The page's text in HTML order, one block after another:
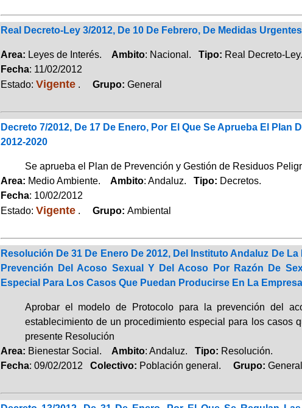
Real Decreto-Ley 3/2012, De 10 De Febrero, De Medidas
Area: Leyes de Interés. Ambito: Nacional. Tipo: Real Decreto-Ley.
Fecha: 11/02/2012
Estado: Vigente. Grupo: General
Decreto 7/2012, De 17 De Enero, Por El Que Se Aprueba El
2012-2020
Se aprueba el Plan de Prevención y Gestión de Residuos
Area: Medio Ambiente. Ambito: Andaluz. Tipo: Decretos.
Fecha: 10/02/2012
Estado: Vigente. Grupo: Ambiental
Resolución De 31 De Enero De 2012, Del Instituto Andaluz De
Prevención Del Acoso Sexual Y Del Acoso Por Razón De
Especial Para Los Casos Que Puedan Producirse En La
Aprobar el modelo de Protocolo para la prevención del
establecimiento de un procedimiento especial para los casos
presente Resolución
Area: Bienestar Social. Ambito: Andaluz. Tipo: Resolución.
Fecha: 09/02/2012 Colectivo: Población general. Grupo: General